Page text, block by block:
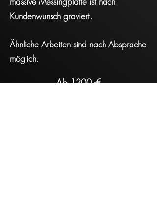
Kundenwunsch graviert.
Ähnliche Arbeiten sind nach Absprache
möglich.
Ab 1200,-€